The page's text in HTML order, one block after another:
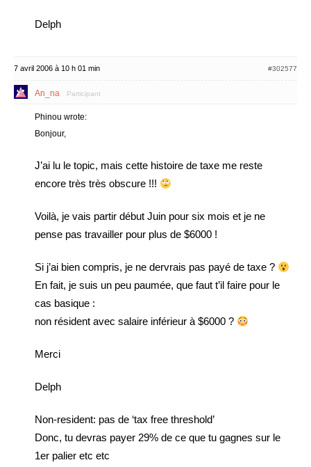
Delph
7 avril 2006 à 10 h 01 min #302577
An_na Participant
Phinou wrote:
Bonjour,
J’ai lu le topic, mais cette histoire de taxe me reste
encore très très obscure !!!
Voilà, je vais partir début Juin pour six mois et je ne
pense pas travailler pour plus de $6000 !
Si j’ai bien compris, je ne dervrais pas payé de taxe ?
En fait, je suis un peu paumée, que faut t’il faire pour le
cas basique :
non résident avec salaire inférieur à $6000 ?
Merci
Delph
Non-resident: pas de ‘tax free threshold’
Donc, tu devras payer 29% de ce que tu gagnes sur le
1er palier etc etc